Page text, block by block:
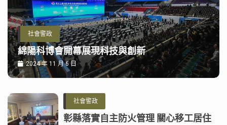
社會警政
綿陽科博會開幕展現科技與創新
2024 年 11 月 6 日
社會警政
彰縣落實自主防火管理 關心移工居住